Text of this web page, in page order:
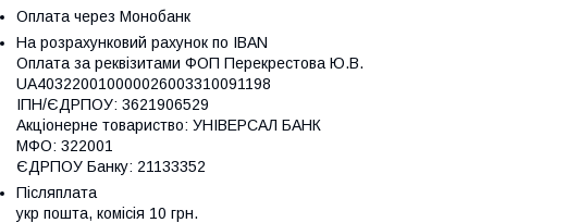
Оплата через Монобанк
На розрахунковий рахунок по IBAN
Оплата за реквізитами ФОП Перекрестова Ю.В.
UA403220010000026003310091198
ІПН/ЄДРПОУ: 3621906529
Акціонерне товариство: УНІВЕРСАЛ БАНК
МФО: 322001
ЄДРПОУ Банку: 21133352
Післяплата
укр пошта, комісія 10 грн.